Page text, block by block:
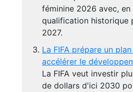
féminine 2026 avec,
qualification historique
2027.
La FIFA prépare un
accélérer le
La FIFA veut investir
de dollars d'ici 2030